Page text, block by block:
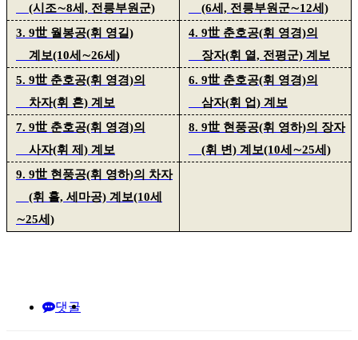
(시조∼8세, 전릉부원군)
(6세, 전릉부원군∼12세)
3. 9世 월봉공(휘 영길)
계보(10세∼26세)
4. 9世 춘호공(휘 영경)의
장자(휘 열, 전평군) 계보
5. 9世 춘호공(휘 영경)의
차자(휘 흔) 계보
6. 9世 춘호공(휘 영경)의
삼자(휘 업) 계보
7. 9世 춘호공(휘 영경)의
사자(휘 제) 계보
8. 9世 현풍공(휘 영하)의 장자
(휘 변) 계보(10세∼25세)
9. 9世 현풍공(휘 영하)의 차자
(휘 흘, 세마공) 계보(10세
∼25세)
댓글